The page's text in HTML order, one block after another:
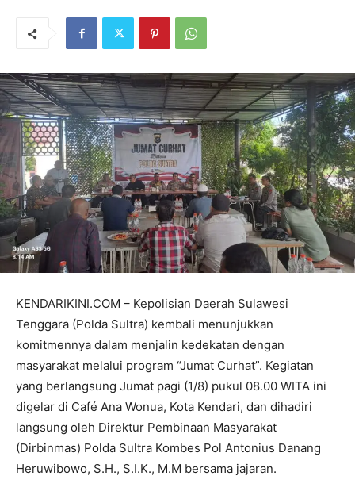
KENDARIKINI.COM – Kepolisian Daerah Sulawesi
Tenggara (Polda Sultra) kembali menunjukkan
komitmennya dalam menjalin kedekatan dengan
masyarakat melalui program “Jumat Curhat”. Kegiatan
yang berlangsung Jumat pagi (1/8) pukul 08.00 WITA ini
digelar di Café Ana Wonua, Kota Kendari, dan dihadiri
langsung oleh Direktur Pembinaan Masyarakat
(Dirbinmas) Polda Sultra Kombes Pol Antonius Danang
Heruwibowo, S.H., S.I.K., M.M bersama jajaran.